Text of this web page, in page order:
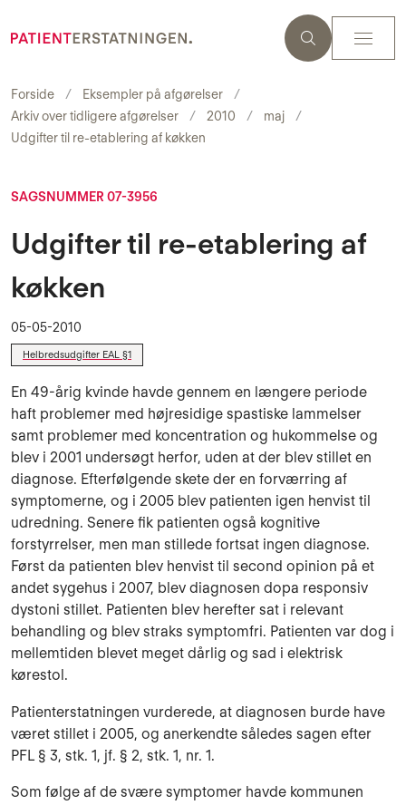
Forside
Eksempler på afgørelser
Arkiv over tidligere afgørelser
2010
maj
Udgifter til re-etablering af køkken
SAGSNUMMER 07-3956
Udgifter til re-etablering af
køkken
05-05-2010
Helbredsudgifter EAL §1
En 49-årig kvinde havde gennem en længere periode
haft problemer med højresidige spastiske lammelser
samt problemer med koncentration og hukommelse og
blev i 2001 undersøgt herfor, uden at der blev stillet en
diagnose. Efterfølgende skete der en forværring af
symptomerne, og i 2005 blev patienten igen henvist til
udredning. Senere fik patienten også kognitive
forstyrrelser, men man stillede fortsat ingen diagnose.
Først da patienten blev henvist til second opinion på et
andet sygehus i 2007, blev diagnosen dopa responsiv
dystoni stillet. Patienten blev herefter sat i relevant
behandling og blev straks symptomfri. Patienten var dog i
mellemtiden blevet meget dårlig og sad i elektrisk
kørestol.
Patienterstatningen vurderede, at diagnosen burde have
været stillet i 2005, og anerkendte således sagen efter
PFL § 3, stk. 1, jf. § 2, stk. 1, nr. 1.
Som følge af de svære symptomer havde kommunen